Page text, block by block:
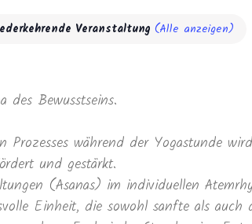
Veranstaltung (Alle anzeigen)
Bewusstseins.
während der Yogastunde
und gestärkt.
(Asanas) im individuellen
Einheit, die sowohl sanfte als